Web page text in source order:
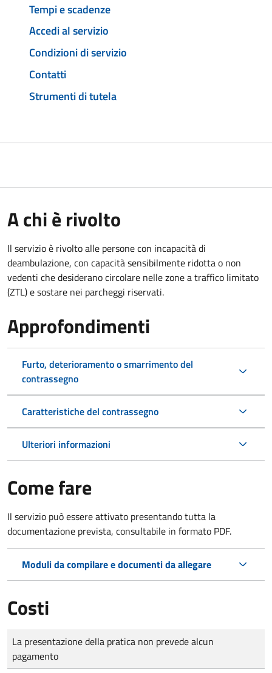
Tempi e scadenze
Accedi al servizio
Condizioni di servizio
Contatti
Strumenti di tutela
A chi è rivolto
Il servizio è rivolto alle persone con incapacità di
deambulazione, con capacità sensibilmente ridotta o non
vedenti che desiderano circolare nelle zone a traffico limitato
(ZTL) e sostare nei parcheggi riservati.
Approfondimenti
Furto, deterioramento o smarrimento del
contrassegno
Caratteristiche del contrassegno
Ulteriori informazioni
Come fare
Il servizio può essere attivato presentando tutta la
documentazione prevista, consultabile in formato PDF.
Moduli da compilare e documenti da allegare
Costi
Tipo di pagamento
Importo
La presentazione della pratica non prevede alcun
pagamento